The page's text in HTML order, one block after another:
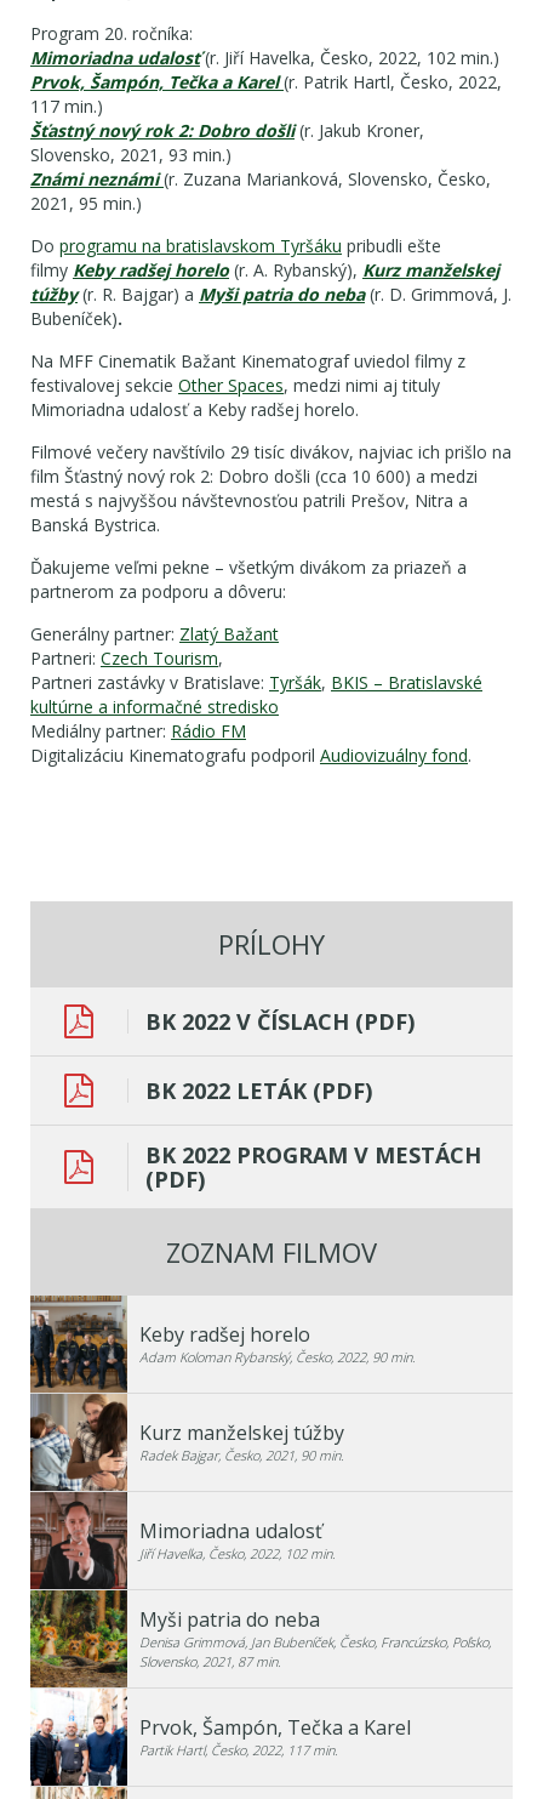
Program 20. ročníka:
Mimoriadna udalosť(r. Jiří Havelka, Česko, 2022, 102 min.)
Prvok, Šampón, Tečka a Karel (r. Patrik Hartl, Česko, 2022,
117 min.)
Šťastný nový rok 2: Dobro došli(r. Jakub Kroner,
Slovensko, 2021, 93 min.)
Známi neznámi(r. Zuzana Marianková, Slovensko, Česko,
2021, 95 min.)
Do programu na bratislavskom Tyršáku pribudli ešte
filmy Keby radšej horelo(r. A. Rybanský), Kurz manželskej
túžby (r. R. Bajgar) a Myši patria do neba (r. D. Grimmová, J.
Bubeníček).
Na MFF Cinematik Bažant Kinematograf uviedol filmy z
festivalovej sekcie Other Spaces, medzi nimi aj tituly
Mimoriadna udalosť a Keby radšej horelo.
Filmové večery navštívilo 29 tisíc divákov, najviac ich prišlo na
film Šťastný nový rok 2: Dobro došli (cca 10 600) a medzi
mestá s najvyššou návštevnosťou patrili Prešov, Nitra a
Banská Bystrica.
Ďakujeme veľmi pekne – všetkým divákom za priazeň a
partnerom za podporu a dôveru:
Generálny partner: Zlatý Bažant
Partneri: Czech Tourism,
Partneri zastávky v Bratislave: Tyršák, BKIS – Bratislavské
kultúrne a informačné stredisko
Mediálny partner: Rádio FM
Digitalizáciu Kinematografu podporil Audiovizuálny fond.
PRÍLOHY
BK 2022 V ČÍSLACH (PDF)
BK 2022 LETÁK (PDF)
BK 2022 PROGRAM V MESTÁCH
(PDF)
ZOZNAM FILMOV
Keby radšej horelo
Adam Koloman Rybanský, Česko, 2022, 90 min.
Kurz manželskej túžby
Radek Bajgar, Česko, 2021, 90 min.
Mimoriadna udalosť
Jiří Havelka, Česko, 2022, 102 min.
Myši patria do neba
Denisa Grimmová, Jan Bubeníček, Česko, Francúzsko, Poľsko,
Slovensko, 2021, 87 min.
Prvok, Šampón, Tečka a Karel
Partik Hartl, Česko, 2022, 117 min.